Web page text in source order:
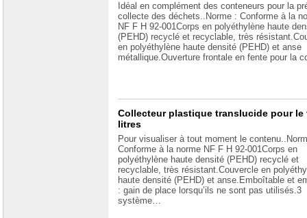
Idéal en complément des conteneurs pour la
collecte des déchets..Norme : Conforme à la
NF F H 92-001Corps en polyéthylène haute
(PEHD) recyclé et recyclable, très
en polyéthylène haute densité (PEHD) et anse
métallique.Ouverture frontale en fente pour la
Collecteur plastique translucide pour le
litres
Pour visualiser à tout moment le
Conforme à la norme NF F H 92-001Corps en
polyéthylène haute densité (PEHD) recyclé et
recyclable, très résistant.Couvercle en
haute densité (PEHD) et anse.Emboîtable et
: gain de place lorsqu’ils ne sont pas utilisés.3
système…